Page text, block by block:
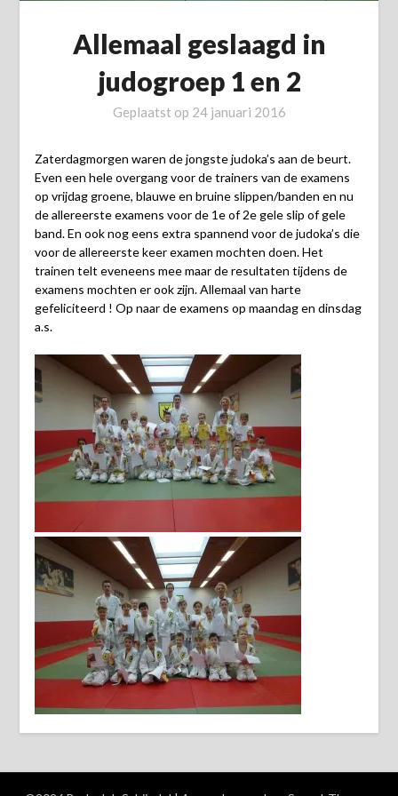
Allemaal geslaagd in
judogroep 1 en 2
Geplaatst op 24 januari 2016
Zaterdagmorgen waren de jongste judoka’s aan de beurt.
Even een hele overgang voor de trainers van de examens
op vrijdag groene, blauwe en bruine slippen/banden en nu
de allereerste examens voor de 1e of 2e gele slip of gele
band. En ook nog eens extra spannend voor de judoka’s die
voor de allereerste keer examen mochten doen. Het
trainen telt eveneens mee maar de resultaten tijdens de
examens mochten er ook zijn. Allemaal van harte
gefeliciteerd ! Op naar de examens op maandag en dinsdag
a.s.